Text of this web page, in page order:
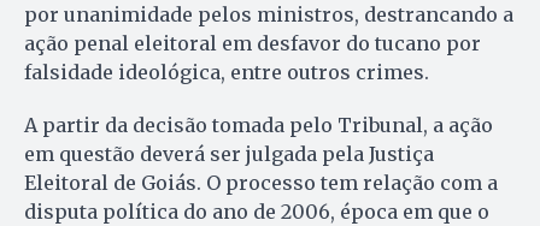
por unanimidade pelos ministros, destrancando a
ação penal eleitoral em desfavor do tucano por
falsidade ideológica, entre outros crimes.
A partir da decisão tomada pelo Tribunal, a ação
em questão deverá ser julgada pela Justiça
Eleitoral de Goiás. O processo tem relação com a
disputa política do ano de 2006, época em que o